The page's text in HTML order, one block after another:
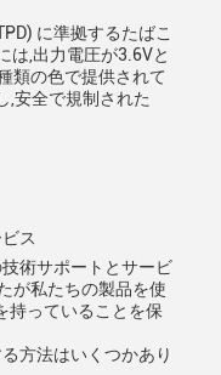
に準拠するたばこ
は,出力電圧が3.6Vと
類の色で提供されて
,安全で規制された
ス
術サポートとサービ
が私たちの製品を使
持っていることを保
方法はいくつかあり